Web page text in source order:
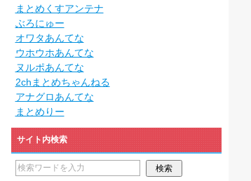
まとめくすアンテナ
ぶろにゅー
オワタあんてな
ウホウホあんてな
ヌルポあんてな
2chまとめちゃんねる
アナグロあんてな
まとめりー
サイト内検索